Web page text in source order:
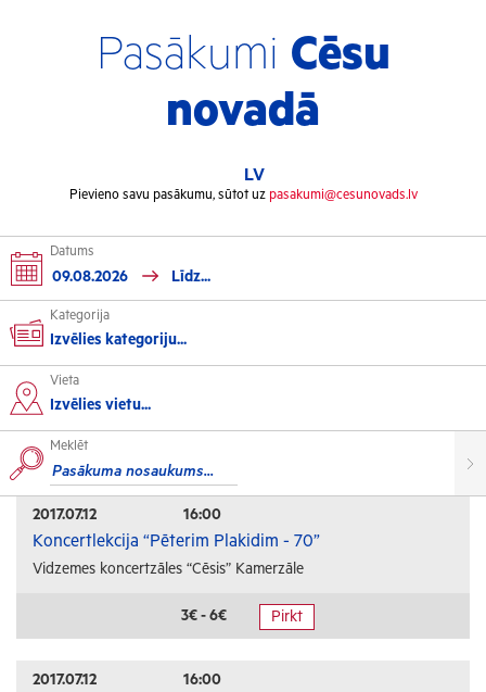
Pasākumi Cēsu
novadā
LV
Pievieno savu pasākumu, sūtot uz pasakumi@cesunovads.lv
Datums
Kategorija
Izvēlies kategoriju...
Kultūra
Izstādes
Koncerti
Izrādes
Festivāli un svētki
Kino
Citi pasākumi
Vieta
Izvēlies vietu...
Meklēt
2017.07.12 16:00
Koncertlekcija “Pēterim Plakidim - 70”
Vidzemes koncertzāles “Cēsis” Kamerzāle
3€ - 6€ Pirkt
2017.07.12 16:00